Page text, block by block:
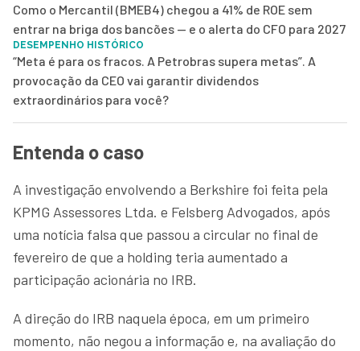
Como o Mercantil (BMEB4) chegou a 41% de ROE sem
entrar na briga dos bancões — e o alerta do CFO para 2027
DESEMPENHO HISTÓRICO
“Meta é para os fracos. A Petrobras supera metas”. A
provocação da CEO vai garantir dividendos
extraordinários para você?
Entenda o caso
A investigação envolvendo a Berkshire foi feita pela
KPMG Assessores Ltda. e Felsberg Advogados, após
uma notícia falsa que passou a circular no final de
fevereiro de que a holding teria aumentado a
participação acionária no IRB.
A direção do IRB naquela época, em um primeiro
momento, não negou a informação e, na avaliação do